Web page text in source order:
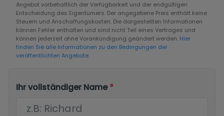
Angebot vorbehaltlich der Verfügbarkeit und der endgültigen
Entscheidung des Eigentümers. Der angegebene Preis enthält keine
Steuern und Anschaffungskosten. Die dargestellten Informationen
können Fehler enthalten und sind nicht Teil eines Vertrages und
können jederzeit ohne Vorankündigung geändert werden. Hier
finden Sie alle Informationen zu den Bedingungen der
veröffentlichten Angebote.
Ihr vollständiger Name*